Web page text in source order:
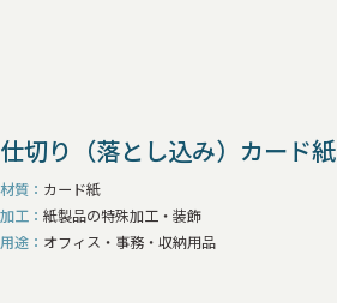
仕切り（落とし込み）カード紙
材質
カード紙
加工
紙製品の特殊加工・装飾
用途
オフィス・事務・収納用品